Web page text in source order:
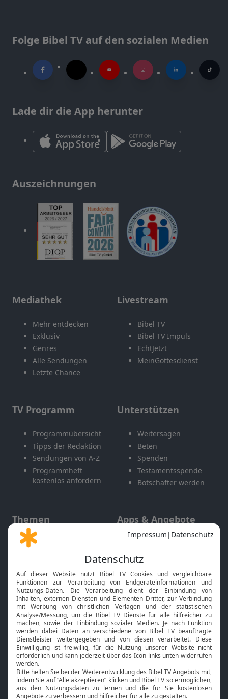
Folge Bibel TV auf den sozialen Medien
Lade dir die App herunter
Auszeichnungen
Mediathek
Mehr entdecken
Exklusiv
Genres
Alle Sendungen
Letzte Chance
Livestream
Bibel TV
Bibel TV Impuls
EchtJetzt
MeinGottesdienst
TV Programm
Programmübersicht
Tipps der Redaktion
Sendungen von A-Z
Programmheft
kostenlos anfordern
Unterstützen
Weitersagen
Beten
Spenden
Testamentsspende
Botschafter werden
Themen
Gott und Bibel erklärt
Neuigkeiten
Apps & Angebote
Mobile App
Smart TV
HbbTV
Bibelthek Online-Bibel
Nächster Gottesdienst
Bibel TV
Über uns
Jobs
Service
Kontakt
TV-Empfang